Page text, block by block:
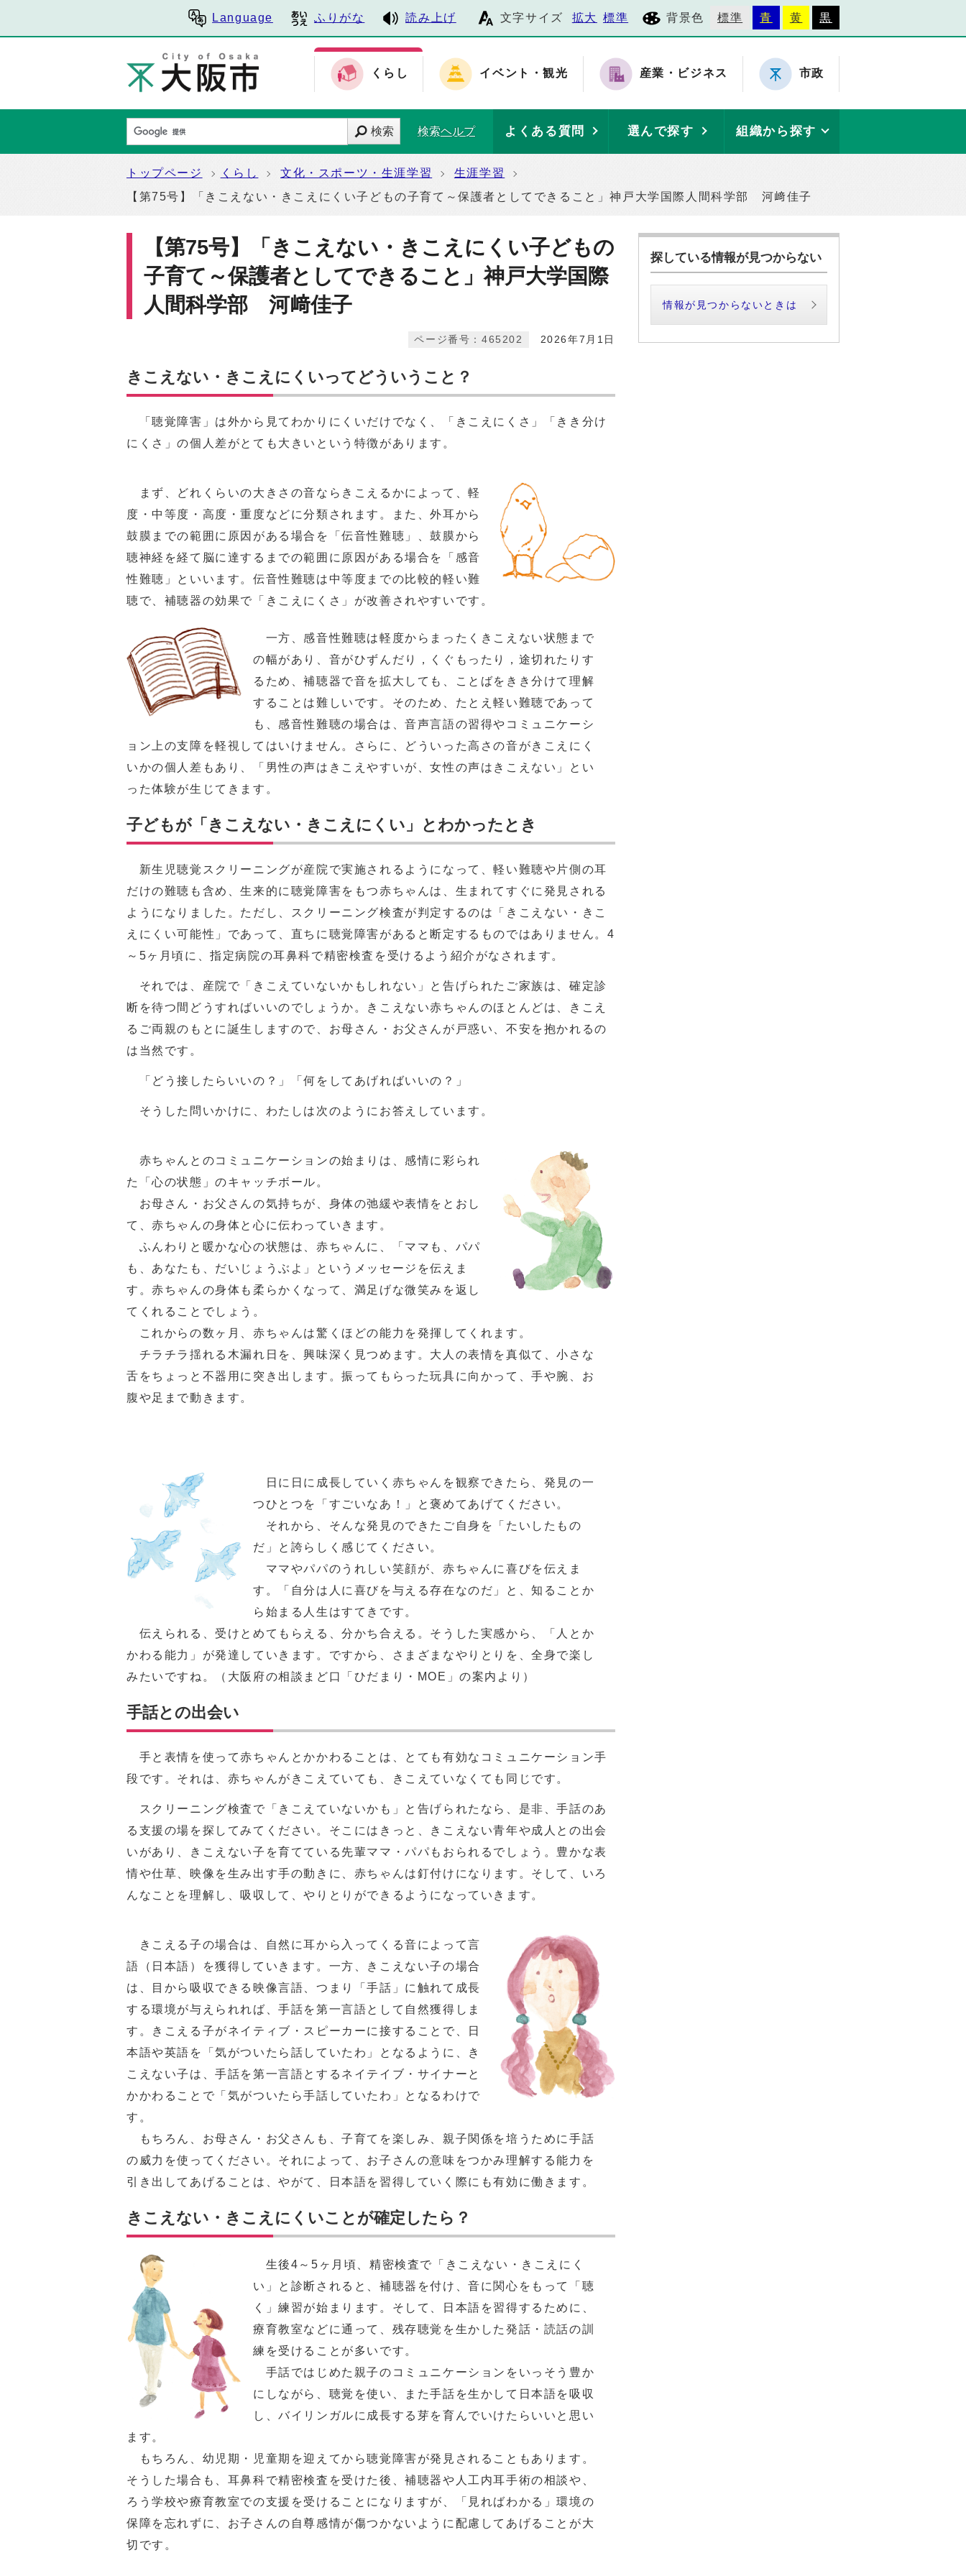
Language ふりがな 読み上げ 文字サイズ 拡大 標準 背景色 標準 青 黄 黒
くらし イベント・観光 産業・ビジネス 市政
検索 検索ヘルプ よくある質問 選んで探す 組織から探す
トップページ くらし 文化・スポーツ・生涯学習
生涯学習
【第75号】「きこえない・きこえにくい子どもの子育て～保護者としてできること」神戸大学国際人間科学部 河﨑佳子
【第75号】「きこえない・きこえにくい子どもの
子育て～保護者としてできること」神戸大学国際
人間科学部 河﨑佳子
2026年7月1日
ページ番号：465202
きこえない・きこえにくいってどういうこと？
「聴覚障害」は外から見てわかりにくいだけでなく、「きこえにくさ」「きき分け
にくさ」の個人差がとても大きいという特徴があります。
まず、どれくらいの大きさの音ならきこえるかによって、軽
度・中等度・高度・重度などに分類されます。また、外耳から
鼓膜までの範囲に原因がある場合を「伝音性難聴」、鼓膜から
聴神経を経て脳に達するまでの範囲に原因がある場合を「感音
性難聴」といいます。伝音性難聴は中等度までの比較的軽い難
聴で、補聴器の効果で「きこえにくさ」が改善されやすいです。
一方、感音性難聴は軽度からまったくきこえない状態まで
の幅があり、音がひずんだり，くぐもったり，途切れたりす
るため、補聴器で音を拡大しても、ことばをきき分けて理解
することは難しいです。そのため、たとえ軽い難聴であって
も、感音性難聴の場合は、音声言語の習得やコミュニケーシ
ョン上の支障を軽視してはいけません。さらに、どういった高さの音がきこえにく
いかの個人差もあり、「男性の声はきこえやすいが、女性の声はきこえない」とい
った体験が生じてきます。
子どもが「きこえない・きこえにくい」とわかったとき
新生児聴覚スクリーニングが産院で実施されるようになって、軽い難聴や片側の耳
だけの難聴も含め、生来的に聴覚障害をもつ赤ちゃんは、生まれてすぐに発見される
ようになりました。ただし、スクリーニング検査が判定するのは「きこえない・きこ
えにくい可能性」であって、直ちに聴覚障害があると断定するものではありません。4
～5ヶ月頃に、指定病院の耳鼻科で精密検査を受けるよう紹介がなされます。
それでは、産院で「きこえていないかもしれない」と告げられたご家族は、確定診
断を待つ間どうすればいいのでしょうか。きこえない赤ちゃんのほとんどは、きこえ
るご両親のもとに誕生しますので、お母さん・お父さんが戸惑い、不安を抱かれるの
は当然です。
「どう接したらいいの？」「何をしてあげればいいの？」
そうした問いかけに、わたしは次のようにお答えしています。
赤ちゃんとのコミュニケーションの始まりは、感情に彩られ
た「心の状態」のキャッチボール。
お母さん・お父さんの気持ちが、身体の弛緩や表情をとおし
て、赤ちゃんの身体と心に伝わっていきます。
ふんわりと暖かな心の状態は、赤ちゃんに、「ママも、パパ
も、あなたも、だいじょうぶよ」というメッセージを伝えま
す。赤ちゃんの身体も柔らかくなって、満足げな微笑みを返し
てくれることでしょう。
これからの数ヶ月、赤ちゃんは驚くほどの能力を発揮してくれます。
チラチラ揺れる木漏れ日を、興味深く見つめます。大人の表情を真似て、小さな
舌をちょっと不器用に突き出します。振ってもらった玩具に向かって、手や腕、お
腹や足まで動きます。
日に日に成長していく赤ちゃんを観察できたら、発見の一
つひとつを「すごいなあ！」と褒めてあげてください。
それから、そんな発見のできたご自身を「たいしたもの
だ」と誇らしく感じてください。
ママやパパのうれしい笑顔が、赤ちゃんに喜びを伝えま
す。「自分は人に喜びを与える存在なのだ」と、知ることか
ら始まる人生はすてきです。
伝えられる、受けとめてもらえる、分かち合える。そうした実感から、「人とか
かわる能力」が発達していきます。ですから、さまざまなやりとりを、全身で楽し
みたいですね。（大阪府の相談まど口「ひだまり・MOE」の案内より）
手話との出会い
手と表情を使って赤ちゃんとかかわることは、とても有効なコミュニケーション手
段です。それは、赤ちゃんがきこえていても、きこえていなくても同じです。
スクリーニング検査で「きこえていないかも」と告げられたなら、是非、手話のあ
る支援の場を探してみてください。そこにはきっと、きこえない青年や成人との出会
いがあり、きこえない子を育てている先輩ママ・パパもおられるでしょう。豊かな表
情や仕草、映像を生み出す手の動きに、赤ちゃんは釘付けになります。そして、いろ
んなことを理解し、吸収して、やりとりができるようになっていきます。
きこえる子の場合は、自然に耳から入ってくる音によって言
語（日本語）を獲得していきます。一方、きこえない子の場合
は、目から吸収できる映像言語、つまり「手話」に触れて成長
する環境が与えられれば、手話を第一言語として自然獲得しま
す。きこえる子がネイティブ・スピーカーに接することで、日
本語や英語を「気がついたら話していたわ」となるように、き
こえない子は、手話を第一言語とするネイテイブ・サイナーと
かかわることで「気がついたら手話していたわ」となるわけで
す。
もちろん、お母さん・お父さんも、子育てを楽しみ、親子関係を培うために手話
の威力を使ってください。それによって、お子さんの意味をつかみ理解する能力を
引き出してあげることは、やがて、日本語を習得していく際にも有効に働きます。
きこえない・きこえにくいことが確定したら？
生後4～5ヶ月頃、精密検査で「きこえない・きこえにく
い」と診断されると、補聴器を付け、音に関心をもって「聴
く」練習が始まります。そして、日本語を習得するために、
療育教室などに通って、残存聴覚を生かした発話・読話の訓
練を受けることが多いです。
手話ではじめた親子のコミュニケーションをいっそう豊か
にしながら、聴覚を使い、また手話を生かして日本語を吸収
し、バイリンガルに成長する芽を育んでいけたらいいと思い
ます。
もちろん、幼児期・児童期を迎えてから聴覚障害が発見されることもあります。
そうした場合も、耳鼻科で精密検査を受けた後、補聴器や人工内耳手術の相談や、
ろう学校や療育教室での支援を受けることになりますが、「見ればわかる」環境の
保障を忘れずに、お子さんの自尊感情が傷つかないように配慮してあげることが大
切です。
探している情報が見つからない
情報が見つからないときは